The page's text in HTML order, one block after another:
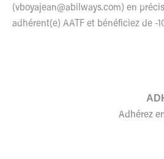
(vboyajean@abilways.com) en
adhérent(e) AATF et bénéficiez de -
Adhérez